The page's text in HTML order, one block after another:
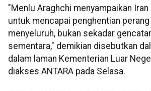
"Menlu Araghchi menyampaikan
untuk mencapai penghentian
menyeluruh, bukan sekadar
sementara," demikian disebutkan
dalam laman Kementerian Luar
diakses ANTARA pada Selasa.